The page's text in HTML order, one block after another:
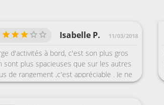
Isabelle P. 11/03/2018
d'activités à bord, c'est son plus gros
sont plus spacieuses que sur les autres
de rangement ,c'est appréciable . Je ne
lui même ou le départ de NEW YORK